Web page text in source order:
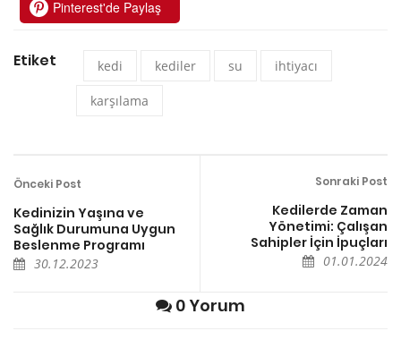
Pinterest'de Paylaş
Etiket kedi kediler su ihtiyacı
karşılama
Önceki Post
Kedinizin Yaşına ve
Sağlık Durumuna Uygun
Beslenme Programı
30.12.2023
Sonraki Post
Kedilerde Zaman
Yönetimi: Çalışan
Sahipler İçin İpuçları
01.01.2024
0 Yorum